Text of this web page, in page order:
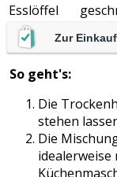
Esslöffel
Zur
So geht's:
Die
stehen
Die